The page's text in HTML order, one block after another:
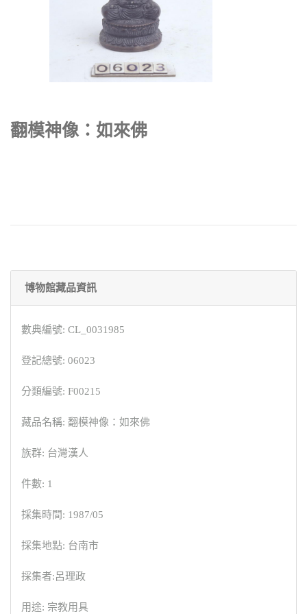
翻模神像：如來佛
博物館藏品資訊
數典編號: CL_0031985
登記總號: 06023
分類編號: F00215
藏品名稱: 翻模神像：如來佛
族群: 台灣漢人
件數: 1
採集時間: 1987/05
採集地點: 台南市
採集者:呂理政
用途: 宗教用具